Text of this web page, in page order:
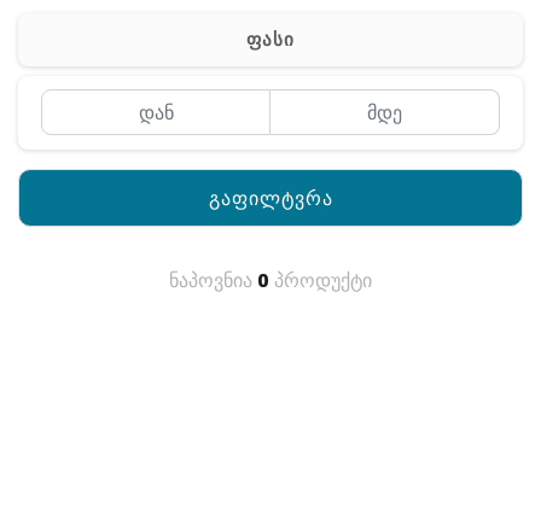
ფასი
გაფილტვრა
ნაპოვნია0 პროდუქტი